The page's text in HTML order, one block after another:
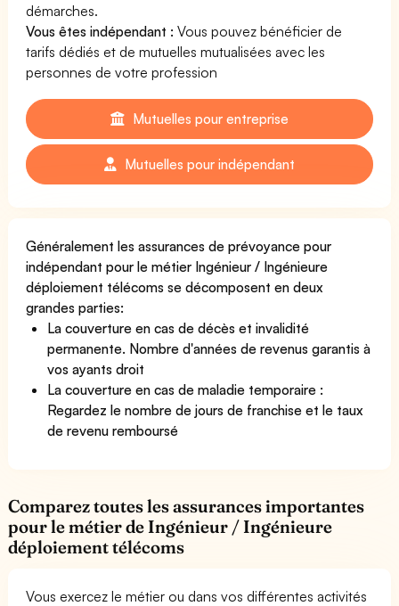
démarches.
Vous êtes indépendant : Vous pouvez bénéficier de
tarifs dédiés et de mutuelles mutualisées avec les
personnes de votre profession
Mutuelles pour entreprise
Mutuelles pour indépendant
Généralement les assurances de prévoyance pour
indépendant pour le métier Ingénieur / Ingénieure
déploiement télécoms se décomposent en deux
grandes parties:
La couverture en cas de décès et invalidité
permanente. Nombre d'années de revenus garantis à
vos ayants droit
La couverture en cas de maladie temporaire :
Regardez le nombre de jours de franchise et le taux
de revenu remboursé
Comparez toutes les assurances importantes
pour le métier de Ingénieur / Ingénieure
déploiement télécoms
Vous exercez le métier ou dans vos différentes activités